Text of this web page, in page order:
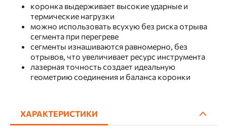
коронка выдерживает высокие ударные и
термические нагрузки
можно использовать всухую без риска отрыва
сегмента при перегреве
сегменты изнашиваются равномерно, без
отрывов, что увеличивает ресурс инструмента
лазерная точность создает идеальную
геометрию соединения и баланса коронки
ХАРАКТЕРИСТИКИ